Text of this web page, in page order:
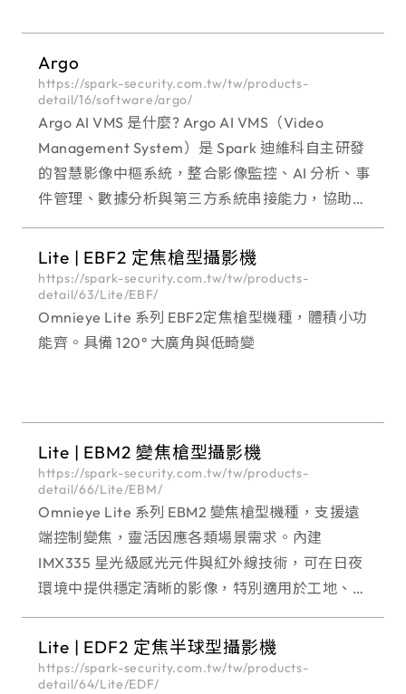
Argo
https://spark-security.com.tw/tw/products-
detail/16/software/argo/
Argo AI VMS 是什麼? Argo AI VMS（Video
Management System）是 Spark 迪維科自主研發
的智慧影像中樞系統，整合影像監控、AI 分析、事
件管理、數據分析與第三方系統串接能力，協助企
業從傳統監控升級為智慧化管理。透過單一平台即
可集中管理攝
Lite | EBF2 定焦槍型攝影機
https://spark-security.com.tw/tw/products-
detail/63/Lite/EBF/
Omnieye Lite 系列 EBF2定焦槍型機種，體積小功
能齊。具備 120° 大廣角與低畸變
Lite | EBM2 變焦槍型攝影機
https://spark-security.com.tw/tw/products-
detail/66/Lite/EBM/
Omnieye Lite 系列 EBM2 變焦槍型機種，支援遠
端控制變焦，靈活因應各類場景需求。內建
IMX335 星光級感光元件與紅外線技術，可在日夜
環境中提供穩定清晰的影像，特別適用於工地、街
道或大型戶外空間的長期監控。 Omnieye Lite 全
系列台灣製造具備 IP67 /
Lite | EDF2 定焦半球型攝影機
https://spark-security.com.tw/tw/products-
detail/64/Lite/EDF/